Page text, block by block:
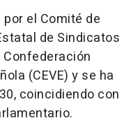
el Comité de
de Sindicatos
Confederación
(CEVE) y se ha
coincidiendo con